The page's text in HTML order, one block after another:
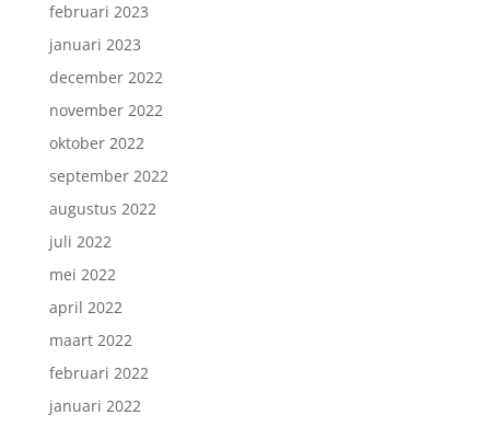
februari 2023
januari 2023
december 2022
november 2022
oktober 2022
september 2022
augustus 2022
juli 2022
mei 2022
april 2022
maart 2022
februari 2022
januari 2022